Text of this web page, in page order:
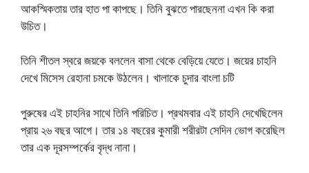
আকস্মিকতায় তার হাত পা কাপছে। তিনি বুঝতে পারছেননা এখন কি করা
উচিত।
তিনি শীতল স্বরে জয়কে বললেন বাসা থেকে বেড়িয়ে যেতে। জয়ের চাহনি
দেখে মিসেস রেহানা চমকে উঠলেন। খালাকে চুদার বাংলা চটি
পুরুষের এই চাহনির সাথে তিনি পরিচিত। প্রথমবার এই চাহনি দেখেছিলেন
প্রায় ২৬ বছর আগে। তার ১৪ বছরের কুমারী শরীরটা সেদিন ভোগ করেছিল
তার এক দূরসম্পর্কের বৃদ্ধ নানা।